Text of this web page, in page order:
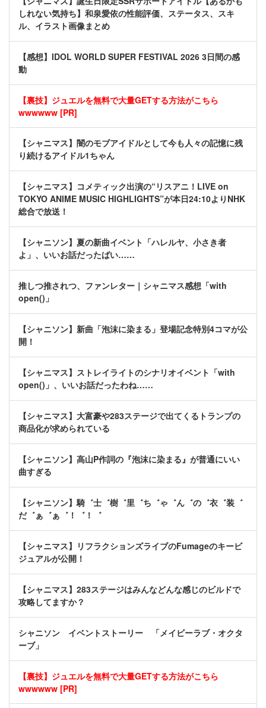
しれない気持ち】和泉愛依の性能評価、ステータス、スキ
ル、イラスト画像まとめ
【感想】IDOL WORLD SUPER FESTIVAL 2026 3日間の感
動
【裏技】ジュエルを無料で大量GETする方法がこちら
wwwwww [PR]
【シャニマス】闇のモブアイドルとして今も人々の記憶に残
り続けるアイドル1ちゃん
【シャニマス】コメティック出演の“リスアニ！LIVE on
TOKYO ANIME MUSIC HIGHLIGHTS”が本日24:10よりNHK
総合で放送！
【シャニソン】夏の新曲イベント「ハレルヤ、小さき者
よ」、いいお話だったばい……
推しつ推されつ、ファンレター｜シャニマス感想「with
open()」
【シャニソン】新曲「泡沫に染まる」登場記念特別4コマが公
開！
【シャニマス】ストレイライトのシナリオイベント「with
open()」、いいお話だったわね……
【シャニマス】大富豪や283ステージで出てくるトランプの
商品化が求められている
【シャニソン】高山P作詞の『泡沫に染まる』が普通にいい
曲すぎる
【シャニソン】騎゛士゛樹゛里゛ち゛ゃ゛ん゛の゛衣゛装゛
だ゛ぁ゛ぁ゛！゛！゛
【シャニマス】リフラクションズライブのFumageのキービ
ジュアルが公開！
【シャニマス】283ステージはみんなどんな感じのビルドで
攻略してますか？
シャニソン イベントストーリー 「メイビーラブ・オクタ
ーブ」
【裏技】ジュエルを無料で大量GETする方法がこちら
wwwwww [PR]